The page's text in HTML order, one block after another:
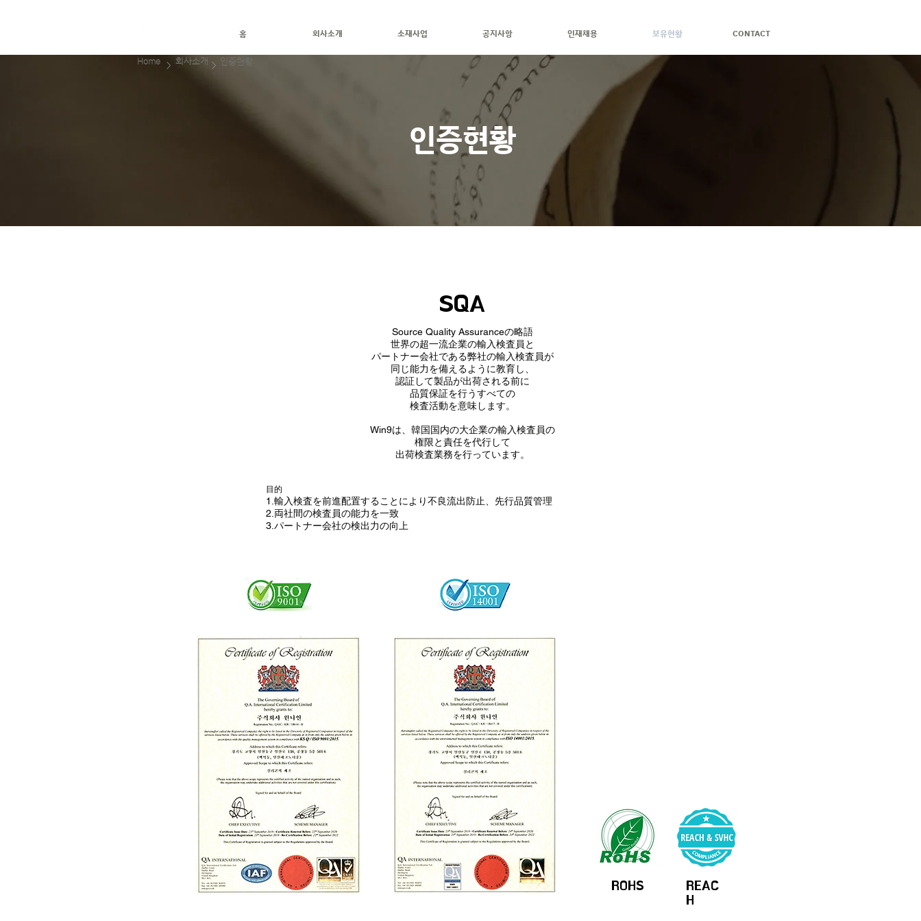
홈 회사소개 소재사업 공지사항 인재채용 보유현황 CONTACT
인증현황
Home > 회사소개 > 인증현황
SQA
Source Quality Assuranceの略語
世界の超一流企業の輸入検査員と
パートナー会社である弊社の輸入検査員が
同じ能力を備えるように教育し、
認証して製品が出荷される前に
品質保証を行うすべての
検査活動を意味します。
Win9は、韓国国内の大企業の輸入検査員の
権限と責任を代行して
出荷検査業務を行っています。
目的
1.輸入検査を前進配置することにより不良流出防止、先行品質管理
2.両社間の検査員の能力を一致
3.パートナー会社の検出力の向上
ROHS
REAC
H